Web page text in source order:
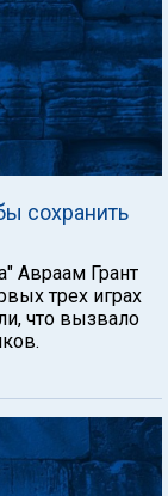
сохранить
Авраам Грант
трех играх
что вызвало